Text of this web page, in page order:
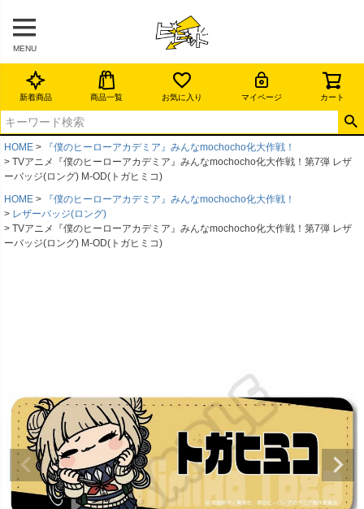
MENU
新着商品 商品一覧 お気に入り マイページ カート
HOME
『僕のヒーローアカデミア』みんなmochocho化大作戦！
TVアニメ『僕のヒーローアカデミア』みんなmochocho化大作戦！第7弾 レザ
ーバッジ(ロング) M-OD(トガヒミコ)
HOME
『僕のヒーローアカデミア』みんなmochocho化大作戦！
レザーバッジ(ロング)
TVアニメ『僕のヒーローアカデミア』みんなmochocho化大作戦！第7弾 レザ
ーバッジ(ロング) M-OD(トガヒミコ)